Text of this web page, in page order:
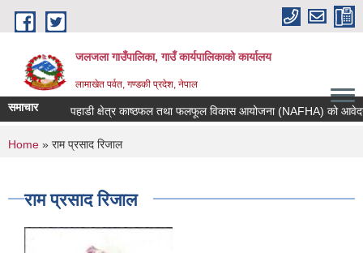
Skip to main content
जलजला गाउँपालिका, गाउँ कार्यपालिकाको कार्यालय
लामाखेत पर्वत, गण्डकी प्रदेश, नेपाल
समाचार पहाडी क्षेत्र काष्ठफल तथा फलफूल विकास आयोजना (NAFHA) को आवेदन
You are here
Home » राम प्रसाद रिजाल
राम प्रसाद रिजाल